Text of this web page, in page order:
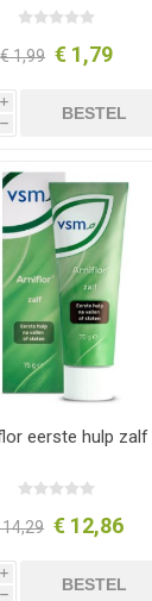
€ 1,99 € 1,79
i
h
BESTEL
eerste hulp zalf
14,29 € 12,86
i
h
BESTEL